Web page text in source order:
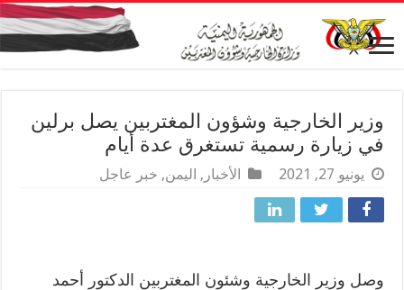
وزير الخارجية وشؤون المغتربين يصل برلين
في زيارة رسمية تستغرق عدة أيام
يونيو 27, 2021 الأخبار , اليمن, خبر عاجل
وصل وزير الخارجية وشئون المغتربين الدكتور أحمد